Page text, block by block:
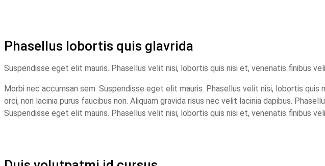
Phasellus lobortis quis glavrida
Suspendisse eget elit mauris. Phasellus velit nisi, lobortis quis nisi et, venenatis finibus
Morbi nec accumsan sem. Suspendisse eget elit mauris. Phasellus velit nisi, lobortis
orci, non lacinia purus faucibus non. Aliquam gravida risus nec velit lacinia dapibus.
Suspendisse eget elit mauris. Phasellus velit nisi, lobortis quis nisi et, venenatis finibus